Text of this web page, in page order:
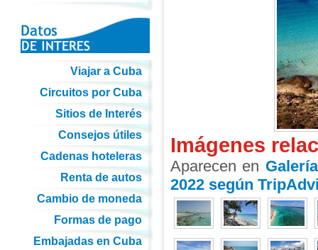
Imágenes
Aparecen en
2022 según
Viajar a Cuba
Circuitos por Cuba
Sitios de Interés
Consejos útiles
Cadenas hoteleras
Renta de autos
Cambio de moneda
Formas de pago
Embajadas en Cuba